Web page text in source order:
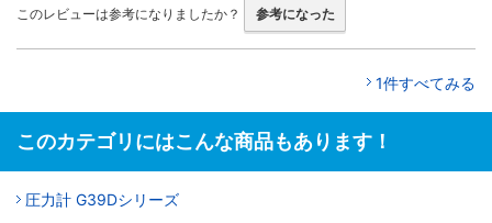
このレビューは参考になりましたか？ 参考になった
1件すべてみる
このカテゴリにはこんな商品もあります！
圧力計 G39Dシリーズ